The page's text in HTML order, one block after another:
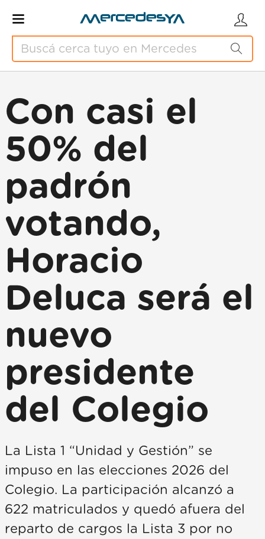
Con casi el
50% del
padrón
votando,
Horacio
Deluca será el
nuevo
presidente
del Colegio
La Lista 1 “Unidad y Gestión” se
impuso en las elecciones 2026 del
Colegio. La participación alcanzó a
622 matriculados y quedó afuera del
reparto de cargos la Lista 3 por no